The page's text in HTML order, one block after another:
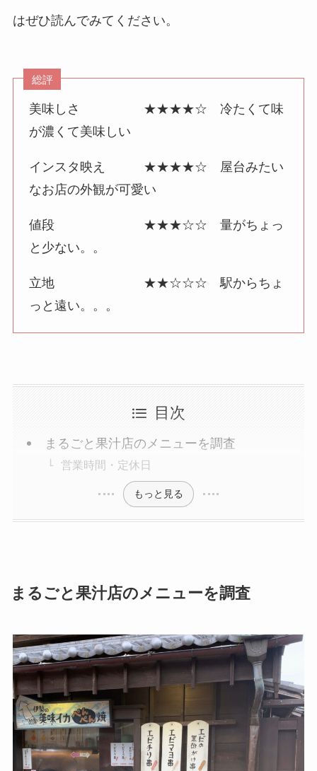
はぜひ読んでみてください。
総評
美味しさ ★★★★☆ 冷たくて味
が濃くて美味しい
インスタ映え ★★★★☆ 屋台みたい
なお店の外観が可愛い
値段 ★★★☆☆ 量がちょっ
と少ない。。
立地 ★★☆☆☆ 駅からちょ
っと遠い。。。
目次
まるごと果汁店のメニューを調査
営業時間・定休日
もっと見る
まるごと果汁店のメニューを調査